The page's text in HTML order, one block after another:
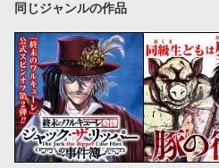
同じジャンルの作品